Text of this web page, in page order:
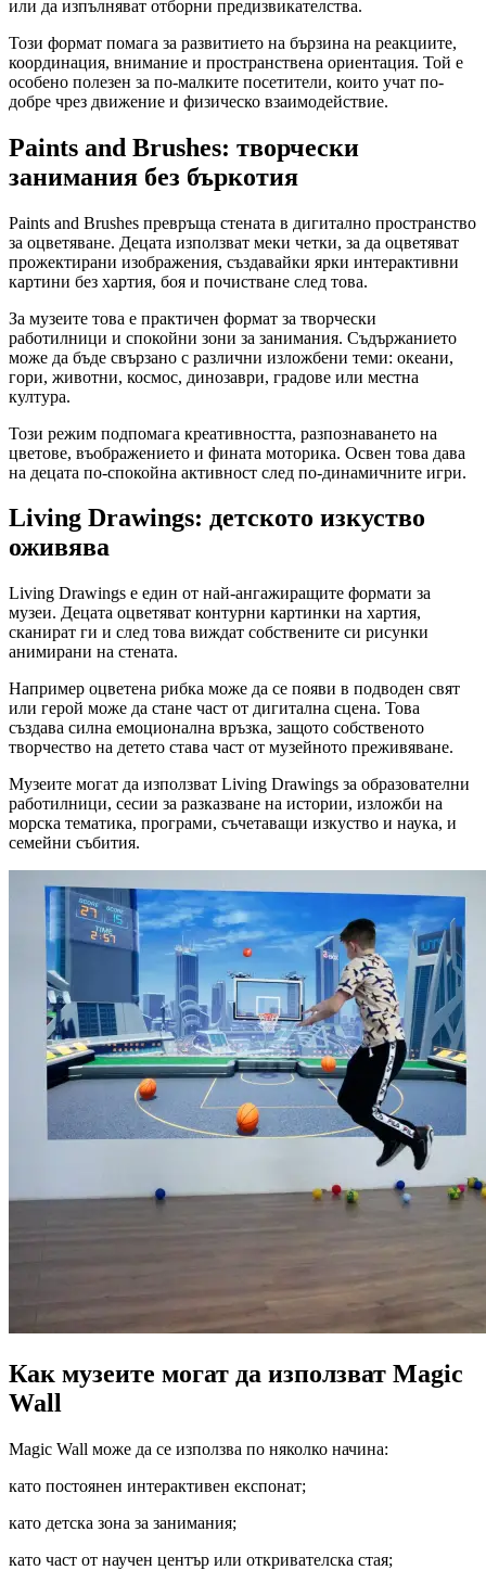
или да изпълняват отборни предизвикателства.
Този формат помага за развитието на бързина на реакциите,
координация, внимание и пространствена ориентация. Той е
особено полезен за по-малките посетители, които учат по-
добре чрез движение и физическо взаимодействие.
Paints and Brushes: творчески
занимания без бъркотия
Paints and Brushes превръща стената в дигитално пространство
за оцветяване. Децата използват меки четки, за да оцветяват
прожектирани изображения, създавайки ярки интерактивни
картини без хартия, боя и почистване след това.
За музеите това е практичен формат за творчески
работилници и спокойни зони за занимания. Съдържанието
може да бъде свързано с различни изложбени теми: океани,
гори, животни, космос, динозаври, градове или местна
култура.
Този режим подпомага креативността, разпознаването на
цветове, въображението и фината моторика. Освен това дава
на децата по-спокойна активност след по-динамичните игри.
Living Drawings: детското изкуство
оживява
Living Drawings е един от най-ангажиращите формати за
музеи. Децата оцветяват контурни картинки на хартия,
сканират ги и след това виждат собствените си рисунки
анимирани на стената.
Например оцветена рибка може да се появи в подводен свят
или герой може да стане част от дигитална сцена. Това
създава силна емоционална връзка, защото собственото
творчество на детето става част от музейното преживяване.
Музеите могат да използват Living Drawings за образователни
работилници, сесии за разказване на истории, изложби на
морска тематика, програми, съчетаващи изкуство и наука, и
семейни събития.
Как музеите могат да използват Magic
Wall
Magic Wall може да се използва по няколко начина:
като постоянен интерактивен експонат;
като детска зона за занимания;
като част от научен център или откривателска стая;